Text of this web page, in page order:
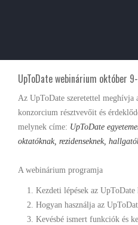
UpToDate webinárium október
Az UpToDate szeretettel meghívja
konzorcium résztvevőit és
melynek címe: UpToDate
oktatóknak, rezidenseknek,
A webinárium programja
Kezdeti lépések az UpToDate
Hogyan használja az
Kevésbé ismert funkciók és